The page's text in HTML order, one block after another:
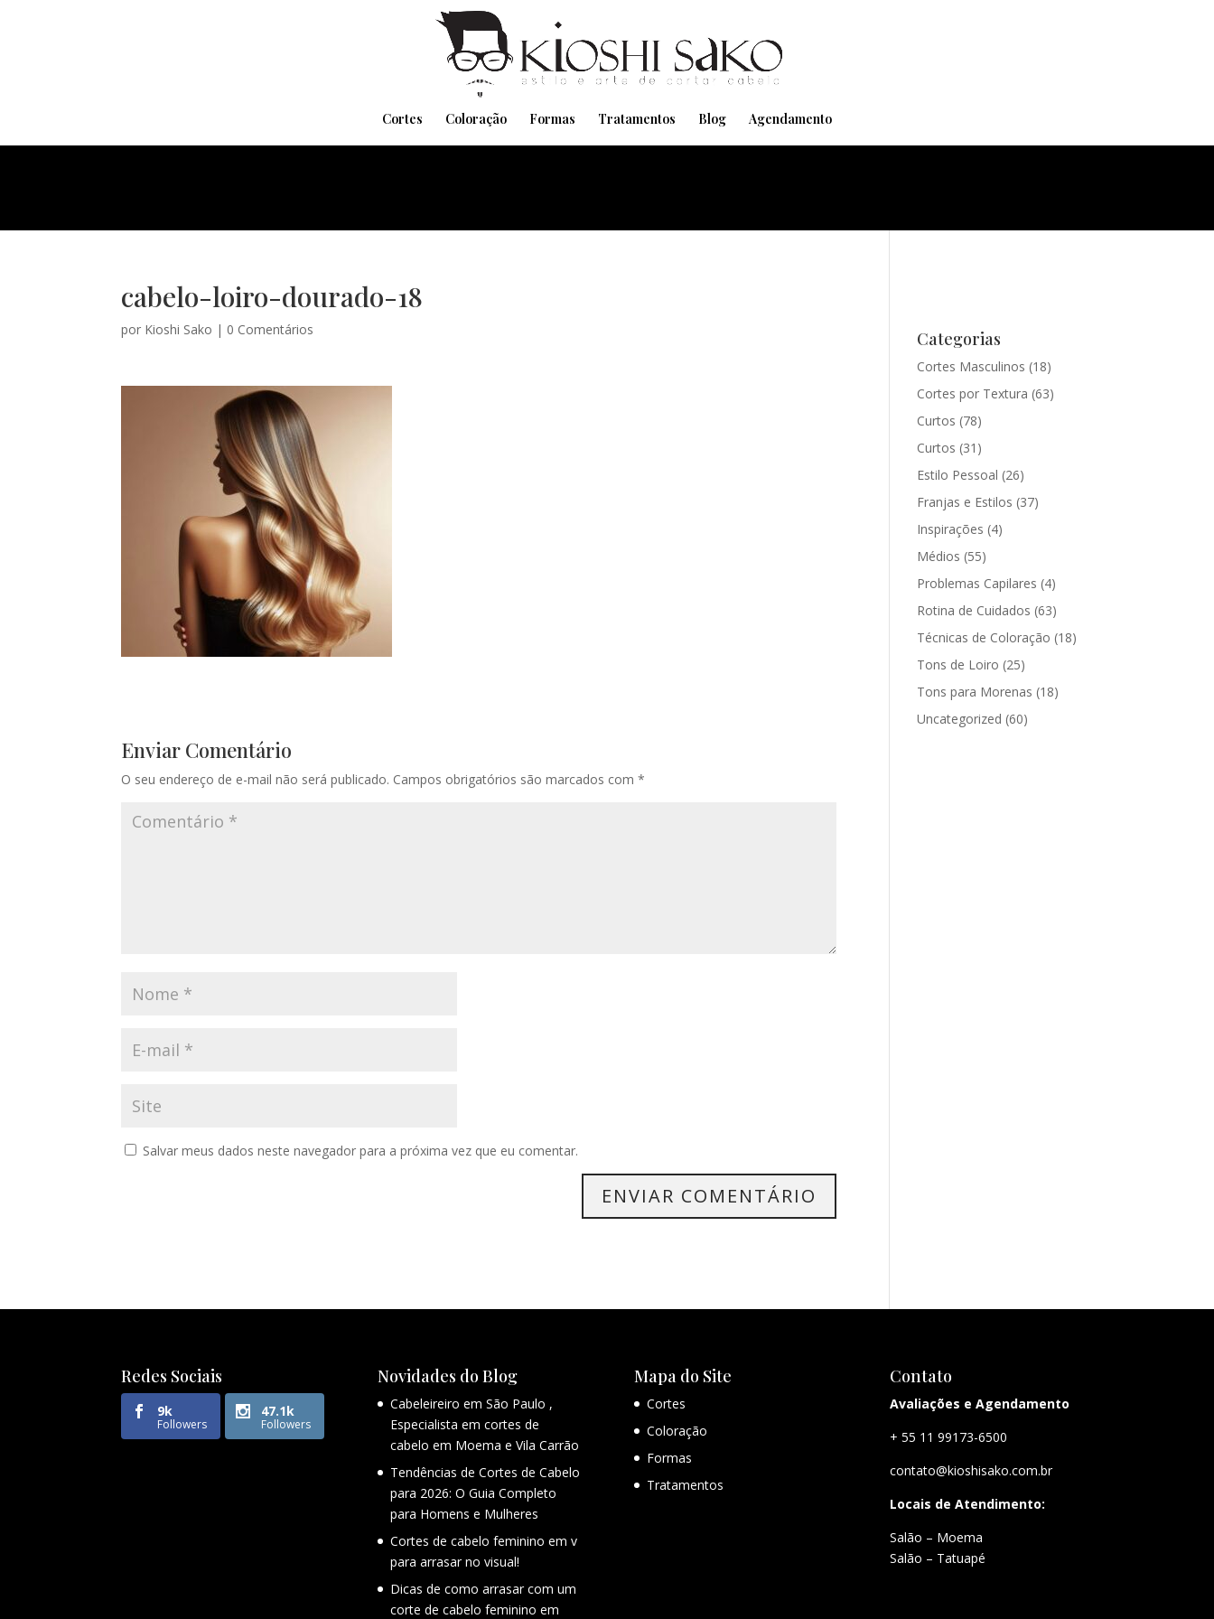
Cortes Coloração Formas Tratamentos Blog Agendamento
cabelo-loiro-dourado-18
por Kioshi Sako | 0 Comentários
Enviar Comentário
O seu endereço de e-mail não será publicado. Campos obrigatórios são marcados com*
Salvar meus dados neste navegador para a próxima vez que eu comentar.
Categorias
Cortes Masculinos (18)
Cortes por Textura (63)
Curtos (78)
Curtos (31)
Estilo Pessoal (26)
Franjas e Estilos (37)
Inspirações (4)
Médios (55)
Problemas Capilares (4)
Rotina de Cuidados (63)
Técnicas de Coloração (18)
Tons de Loiro (25)
Tons para Morenas (18)
Uncategorized (60)
Redes Sociais
9k
Followers
47.1k
Followers
Novidades do Blog
Cabeleireiro em São Paulo ,
Especialista em cortes de
cabelo em Moema e Vila Carrão
Tendências de Cortes de Cabelo
para 2026: O Guia Completo
para Homens e Mulheres
Cortes de cabelo feminino em v
para arrasar no visual!
Dicas de como arrasar com um
corte de cabelo feminino em
Mapa do Site
Cortes
Coloração
Formas
Tratamentos
Contato
Avaliações e Agendamento
+ 55 11 99173-6500
contato@kioshisako.com.br
Locais de Atendimento:
Salão – Moema
Salão – Tatuapé
Pensando em transformar seu Visual??
Agende pelo Whatsapp